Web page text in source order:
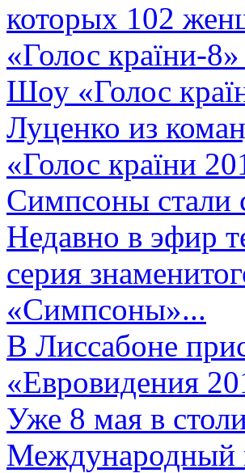
которых 102
«Голос країни-
Шоу «Голос
Луценко из
«Голос країни
Симпсоны стали
Недавно в эфир
серия
«Симпсоны»...
В Лиссабоне
«Евровидения
Уже 8 мая в
Международный